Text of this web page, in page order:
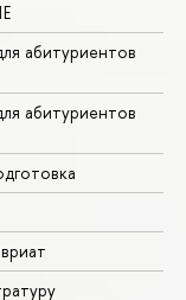
абитуриентов
абитуриентов